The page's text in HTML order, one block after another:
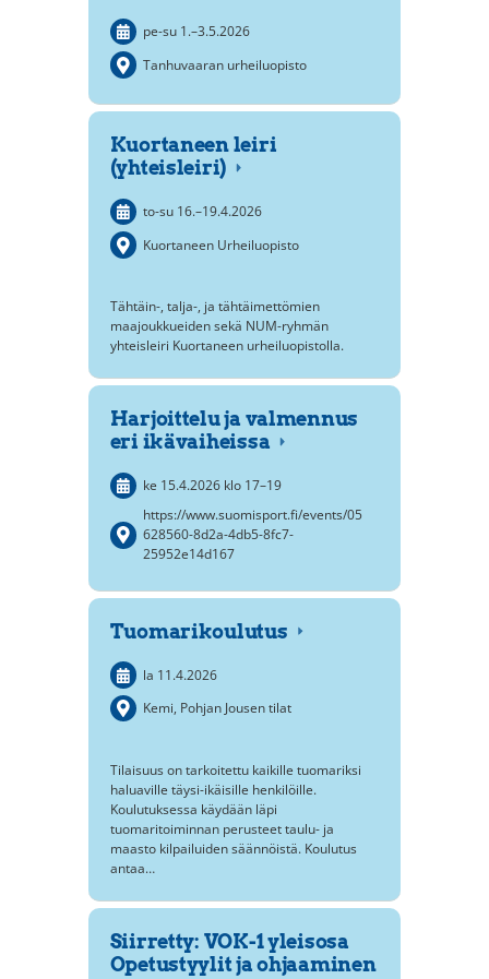
pe-su 1.–3.5.2026
Tanhuvaaran urheiluopisto
Kuortaneen leiri
(yhteisleiri)
to-su 16.–19.4.2026
Kuortaneen Urheiluopisto
Tähtäin-, talja-, ja tähtäimettömien
maajoukkueiden sekä NUM-ryhmän
yhteisleiri Kuortaneen urheiluopistolla.
Harjoittelu ja valmennus
eri ikävaiheissa
ke 15.4.2026 klo 17–19
https://www.suomisport.fi/events/05
628560-8d2a-4db5-8fc7-
25952e14d167
Tuomarikoulutus
la 11.4.2026
Kemi, Pohjan Jousen tilat
Tilaisuus on tarkoitettu kaikille tuomariksi
haluaville täysi-ikäisille henkilöille.
Koulutuksessa käydään läpi
tuomaritoiminnan perusteet taulu- ja
maasto kilpailuiden säännöistä. Koulutus
antaa…
Siirretty: VOK-1 yleisosa
Opetustyylit ja ohjaaminen